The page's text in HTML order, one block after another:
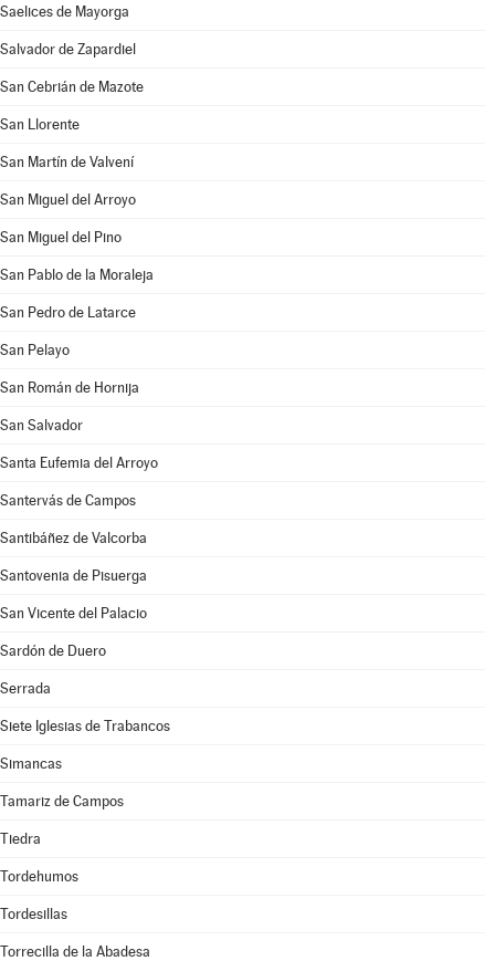
Saelices de Mayorga
Salvador de Zapardiel
San Cebrián de Mazote
San Llorente
San Martín de Valvení
San Miguel del Arroyo
San Miguel del Pino
San Pablo de la Moraleja
San Pedro de Latarce
San Pelayo
San Román de Hornija
San Salvador
Santa Eufemia del Arroyo
Santervás de Campos
Santibáñez de Valcorba
Santovenia de Pisuerga
San Vicente del Palacio
Sardón de Duero
Serrada
Siete Iglesias de Trabancos
Simancas
Tamariz de Campos
Tiedra
Tordehumos
Tordesillas
Torrecilla de la Abadesa